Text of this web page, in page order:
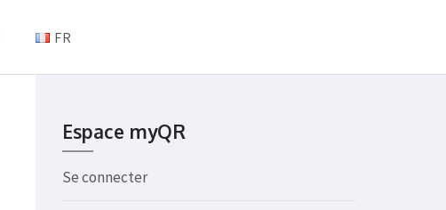
FR
Espace myQR
Se connecter